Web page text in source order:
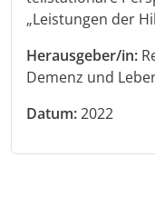
„Leistungen der
Herausgeber/in:
Demenz und
Datum:2022